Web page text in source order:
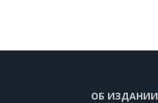
ОБ ИЗДАНИИ